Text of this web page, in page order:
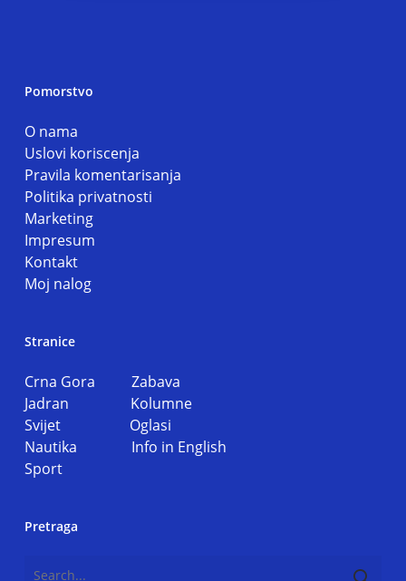
Pomorstvo
O nama
Uslovi koriscenja
Pravila komentarisanja
Politika privatnosti
Marketing
Impresum
Kontakt
Moj nalog
Stranice
Crna Gora Zabava
Jadran Kolumne
Svijet Oglasi
Nautika Info in English
Sport
Pretraga